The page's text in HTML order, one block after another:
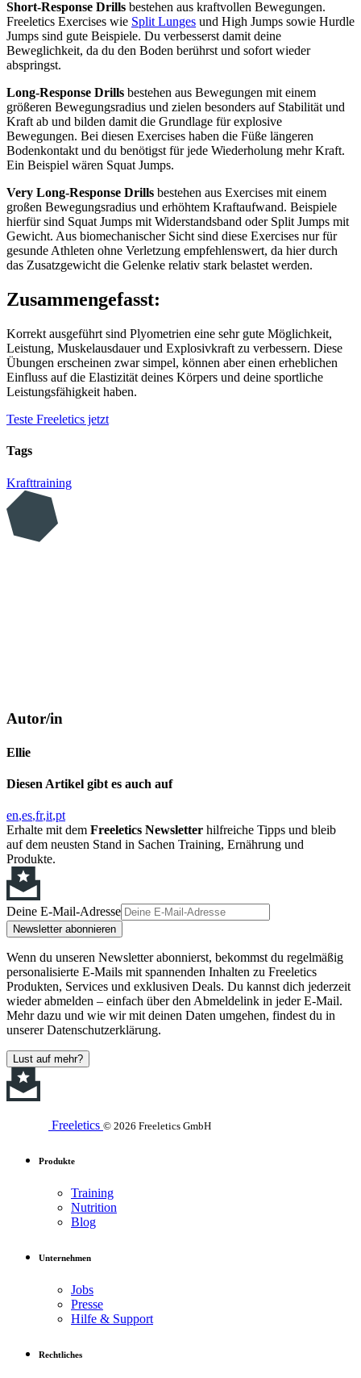
Short-Response Drills bestehen aus kraftvollen Bewegungen.
Freeletics Exercises wie Split Lunges und High Jumps sowie Hurdle
Jumps sind gute Beispiele. Du verbesserst damit deine
Beweglichkeit, da du den Boden berührst und sofort wieder
abspringst.
Long-Response Drills bestehen aus Bewegungen mit einem
größeren Bewegungsradius und zielen besonders auf Stabilität und
Kraft ab und bilden damit die Grundlage für explosive
Bewegungen. Bei diesen Exercises haben die Füße längeren
Bodenkontakt und du benötigst für jede Wiederholung mehr Kraft.
Ein Beispiel wären Squat Jumps.
Very Long-Response Drills bestehen aus Exercises mit einem
großen Bewegungsradius und erhöhtem Kraftaufwand. Beispiele
hierfür sind Squat Jumps mit Widerstandsband oder Split Jumps mit
Gewicht. Aus biomechanischer Sicht sind diese Exercises nur für
gesunde Athleten ohne Verletzung empfehlenswert, da hier durch
das Zusatzgewicht die Gelenke relativ stark belastet werden.
Zusammengefasst:
Korrekt ausgeführt sind Plyometrien eine sehr gute Möglichkeit,
Leistung, Muskelausdauer und Explosivkraft zu verbessern. Diese
Übungen erscheinen zwar simpel, können aber einen erheblichen
Einfluss auf die Elastizität deines Körpers und deine sportliche
Leistungsfähigkeit haben.
Teste Freeletics jetzt
Tags
Krafttraining
Autor/in
Ellie
Diesen Artikel gibt es auch auf
en es fr it pt
Erhalte mit dem Freeletics Newsletter hilfreiche Tipps und bleib
auf dem neusten Stand in Sachen Training, Ernährung und
Produkte.
Deine E-Mail-Adresse
Newsletter abonnieren
Wenn du unseren Newsletter abonnierst, bekommst du regelmäßig
personalisierte E-Mails mit spannenden Inhalten zu Freeletics
Produkten, Services und exklusiven Deals. Du kannst dich jederzeit
wieder abmelden – einfach über den Abmeldelink in jeder E-Mail.
Mehr dazu und wie wir mit deinen Daten umgehen, findest du in
unserer Datenschutzerklärung.
Lust auf mehr?
Freeletics © 2026 Freeletics GmbH
Produkte
Training
Nutrition
Blog
Unternehmen
Jobs
Presse
Hilfe & Support
Rechtliches